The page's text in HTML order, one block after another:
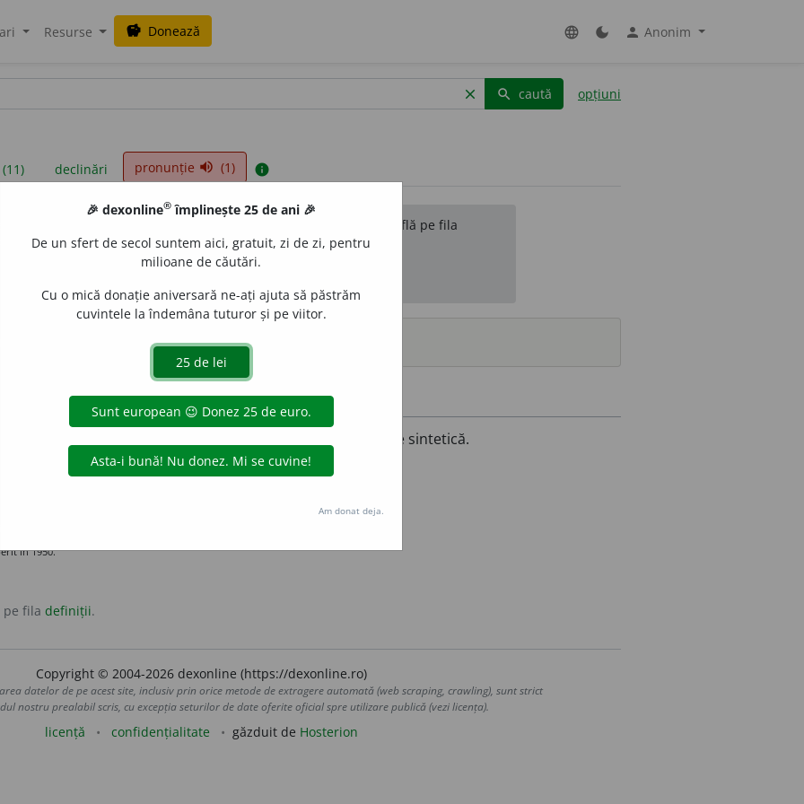
Resurse savings Donează language dark_mode person Anonim
clear search caută opțiuni
declinări pronunție volume_up (1) info
sunt compilate de echipa dexonline. Definițiile originale se află pe fila
reordona filele pe pagina depreferințe.
surse
metalic și radioactiv, din grupa actinidelor, obținut pe cale sintetică.
în 1950.
pe fila definiții.
Copyright © 2004-2026 dexonline (https://dexonline.ro)
datelor de pe acest site, inclusiv prin orice metode de extragere automată (web scraping, crawling), sunt strict
nostru prealabil scris, cu excepția seturilor de date oferite oficial spre utilizare publică (vezi licența).
licență confidențialitate găzduit de Hosterion
🎉 dexonline® împlinește 25 de ani 🎉
De un sfert de secol suntem aici, gratuit, zi de zi, pentru
milioane de căutări.
Cu o mică donație aniversară ne-ați ajuta să păstrăm
cuvintele la îndemâna tuturor și pe viitor.
Am donat deja.